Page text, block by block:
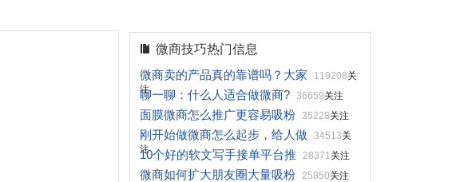
微商技巧热门信息
微商卖的产品真的靠谱吗？大家
119208关
注
聊一聊：什么人适合做微商? 36659关注
面膜微商怎么推广更容易吸粉 35228关注
刚开始做微商怎么起步，给人做 34513关
注
10个好的软文写手接单平台推 28371关注
微商如何扩大朋友圈大量吸粉 25850关注